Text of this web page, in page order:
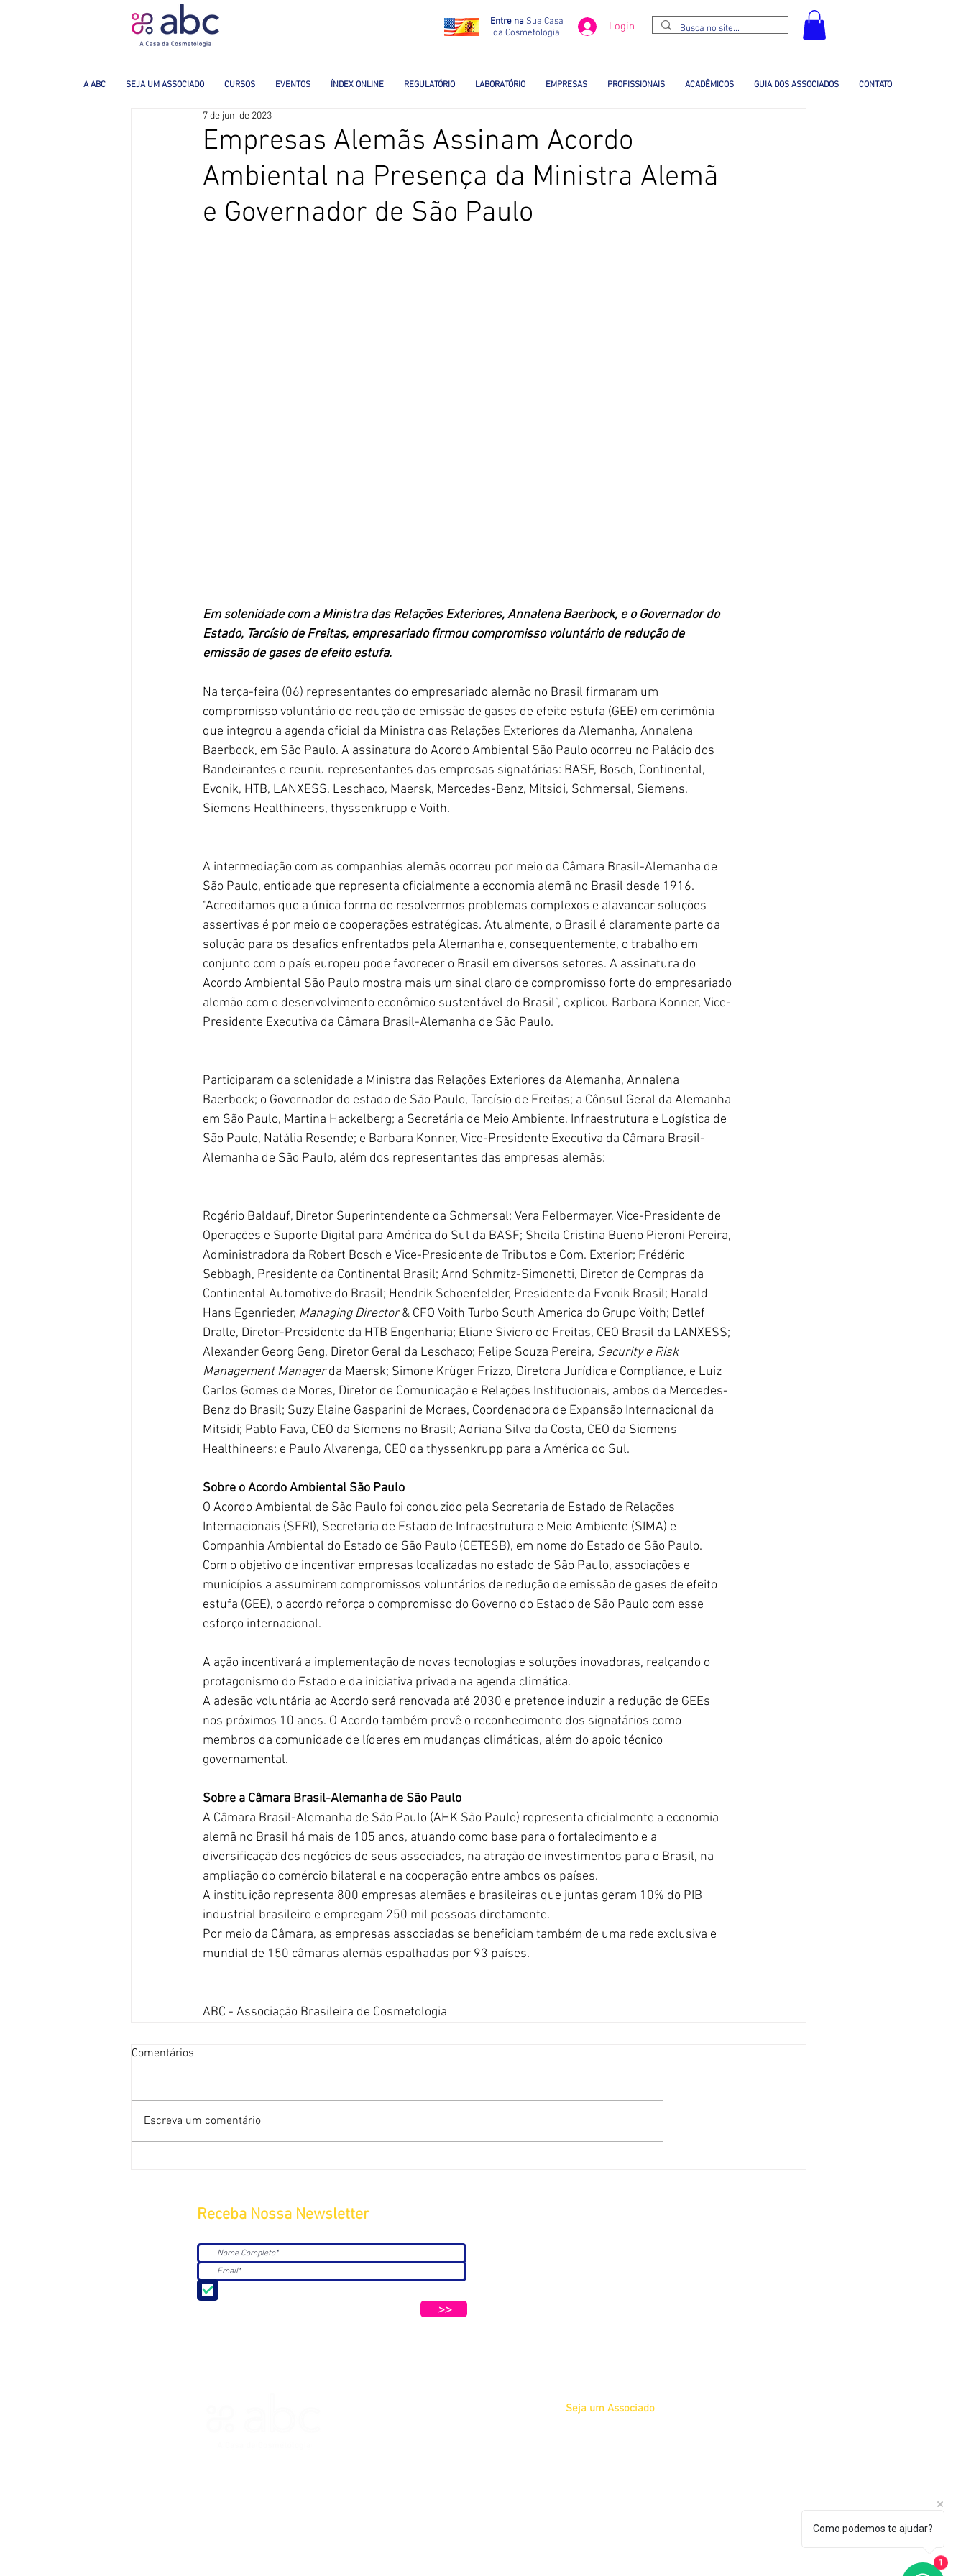
Entre na Sua Casa
da Cosmetologia
Login
A ABC SEJA UM ASSOCIADO CURSOS EVENTOS ÍNDEX ONLINE REGULATÓRIO LABORATÓRIO EMPRESAS PROFISSIONAIS ACADÊMICOS GUIA DOS ASSOCIADOS CONTATO
Empresas Alemãs Assinam Acordo
Ambiental na Presença da Ministra Alemã
e Governador de São Paulo
7 de jun. de 2023
Em solenidade com a Ministra das Relações Exteriores, Annalena Baerbock, e o Governador do
Estado, Tarcísio de Freitas, empresariado firmou compromisso voluntário de redução de
emissão de gases de efeito estufa.
Na terça-feira (06) representantes do empresariado alemão no Brasil firmaram um
compromisso voluntário de redução de emissão de gases de efeito estufa (GEE) em cerimônia
que integrou a agenda oficial da Ministra das Relações Exteriores da Alemanha, Annalena
Baerbock, em São Paulo. A assinatura do Acordo Ambiental São Paulo ocorreu no Palácio dos
Bandeirantes e reuniu representantes das empresas signatárias: BASF, Bosch, Continental,
Evonik, HTB, LANXESS, Leschaco, Maersk, Mercedes-Benz, Mitsidi, Schmersal, Siemens,
Siemens Healthineers, thyssenkrupp e Voith.
A intermediação com as companhias alemãs ocorreu por meio da Câmara Brasil-Alemanha de
São Paulo, entidade que representa oficialmente a economia alemã no Brasil desde 1916.
“Acreditamos que a única forma de resolvermos problemas complexos e alavancar soluções
assertivas é por meio de cooperações estratégicas. Atualmente, o Brasil é claramente parte da
solução para os desafios enfrentados pela Alemanha e, consequentemente, o trabalho em
conjunto com o país europeu pode favorecer o Brasil em diversos setores. A assinatura do
Acordo Ambiental São Paulo mostra mais um sinal claro de compromisso forte do empresariado
alemão com o desenvolvimento econômico sustentável do Brasil”, explicou Barbara Konner, Vice-
Presidente Executiva da Câmara Brasil-Alemanha de São Paulo.
Participaram da solenidade a Ministra das Relações Exteriores da Alemanha, Annalena
Baerbock; o Governador do estado de São Paulo, Tarcísio de Freitas; a Cônsul Geral da Alemanha
em São Paulo, Martina Hackelberg; a Secretária de Meio Ambiente, Infraestrutura e Logística de
São Paulo, Natália Resende; e Barbara Konner, Vice-Presidente Executiva da Câmara Brasil-
Alemanha de São Paulo, além dos representantes das empresas alemãs:
Rogério Baldauf, Diretor Superintendente da Schmersal; Vera Felbermayer, Vice-Presidente de
Operações e Suporte Digital para América do Sul da BASF; Sheila Cristina Bueno Pieroni Pereira,
Administradora da Robert Bosch e Vice-Presidente de Tributos e Com. Exterior; Frédéric
Sebbagh, Presidente da Continental Brasil; Arnd Schmitz-Simonetti, Diretor de Compras da
Continental Automotive do Brasil; Hendrik Schoenfelder, Presidente da Evonik Brasil; Harald
Hans Egenrieder, Managing Director & CFO Voith Turbo South America do Grupo Voith; Detlef
Dralle, Diretor-Presidente da HTB Engenharia; Eliane Siviero de Freitas, CEO Brasil da LANXESS;
Alexander Georg Geng, Diretor Geral da Leschaco; Felipe Souza Pereira, Security e Risk
Management Manager da Maersk; Simone Krüger Frizzo, Diretora Jurídica e Compliance, e Luiz
Carlos Gomes de Mores, Diretor de Comunicação e Relações Institucionais, ambos da Mercedes-
Benz do Brasil; Suzy Elaine Gasparini de Moraes, Coordenadora de Expansão Internacional da
Mitsidi; Pablo Fava, CEO da Siemens no Brasil; Adriana Silva da Costa, CEO da Siemens
Healthineers; e Paulo Alvarenga, CEO da thyssenkrupp para a América do Sul.
Sobre o Acordo Ambiental São Paulo
O Acordo Ambiental de São Paulo foi conduzido pela Secretaria de Estado de Relações
Internacionais (SERI), Secretaria de Estado de Infraestrutura e Meio Ambiente (SIMA) e
Companhia Ambiental do Estado de São Paulo (CETESB), em nome do Estado de São Paulo.
Com o objetivo de incentivar empresas localizadas no estado de São Paulo, associações e
municípios a assumirem compromissos voluntários de redução de emissão de gases de efeito
estufa (GEE), o acordo reforça o compromisso do Governo do Estado de São Paulo com esse
esforço internacional.
A ação incentivará a implementação de novas tecnologias e soluções inovadoras, realçando o
protagonismo do Estado e da iniciativa privada na agenda climática.
A adesão voluntária ao Acordo será renovada até 2030 e pretende induzir a redução de GEEs
nos próximos 10 anos. O Acordo também prevê o reconhecimento dos signatários como
membros da comunidade de líderes em mudanças climáticas, além do apoio técnico
governamental.
Sobre a Câmara Brasil-Alemanha de São Paulo
A Câmara Brasil-Alemanha de São Paulo (AHK São Paulo) representa oficialmente a economia
alemã no Brasil há mais de 105 anos, atuando como base para o fortalecimento e a
diversificação dos negócios de seus associados, na atração de investimentos para o Brasil, na
ampliação do comércio bilateral e na cooperação entre ambos os países.
A instituição representa 800 empresas alemães e brasileiras que juntas geram 10% do PIB
industrial brasileiro e empregam 250 mil pessoas diretamente.
Por meio da Câmara, as empresas associadas se beneficiam também de uma rede exclusiva e
mundial de 150 câmaras alemãs espalhadas por 93 países.
ABC - Associação Brasileira de Cosmetologia
Comentários
Escreva um comentário
Receba Nossa Newsletter
>>
Seja um Associado
Como podemos te ajudar?
1